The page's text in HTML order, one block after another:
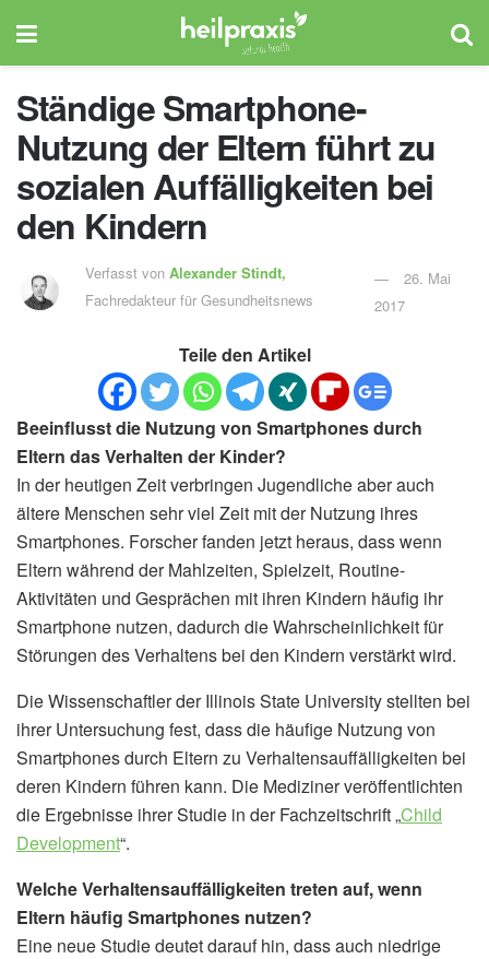
Ständige Smartphone-
Nutzung der Eltern führt zu
sozialen Auffälligkeiten bei
den Kindern
Verfasst vonAlexander Stindt,
Fachredakteur für Gesundheitsnews
26. Mai
2017
Teile den Artikel
Beeinflusst die Nutzung von Smartphones durch
Eltern das Verhalten der Kinder?
In der heutigen Zeit verbringen Jugendliche aber auch
ältere Menschen sehr viel Zeit mit der Nutzung ihres
Smartphones. Forscher fanden jetzt heraus, dass wenn
Eltern während der Mahlzeiten, Spielzeit, Routine-
Aktivitäten und Gesprächen mit ihren Kindern häufig ihr
Smartphone nutzen, dadurch die Wahrscheinlichkeit für
Störungen des Verhaltens bei den Kindern verstärkt wird.
Die Wissenschaftler der Illinois State University stellten bei
ihrer Untersuchung fest, dass die häufige Nutzung von
Smartphones durch Eltern zu Verhaltensauffälligkeiten bei
deren Kindern führen kann. Die Mediziner veröffentlichten
die Ergebnisse ihrer Studie in der Fachzeitschrift „Child
Development“.
Welche Verhaltensauffälligkeiten treten auf, wenn
Eltern häufig Smartphones nutzen?
Eine neue Studie deutet darauf hin, dass auch niedrige